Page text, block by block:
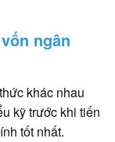
ngân
khác nhau
kỹ trước khi tiến
tốt nhất.